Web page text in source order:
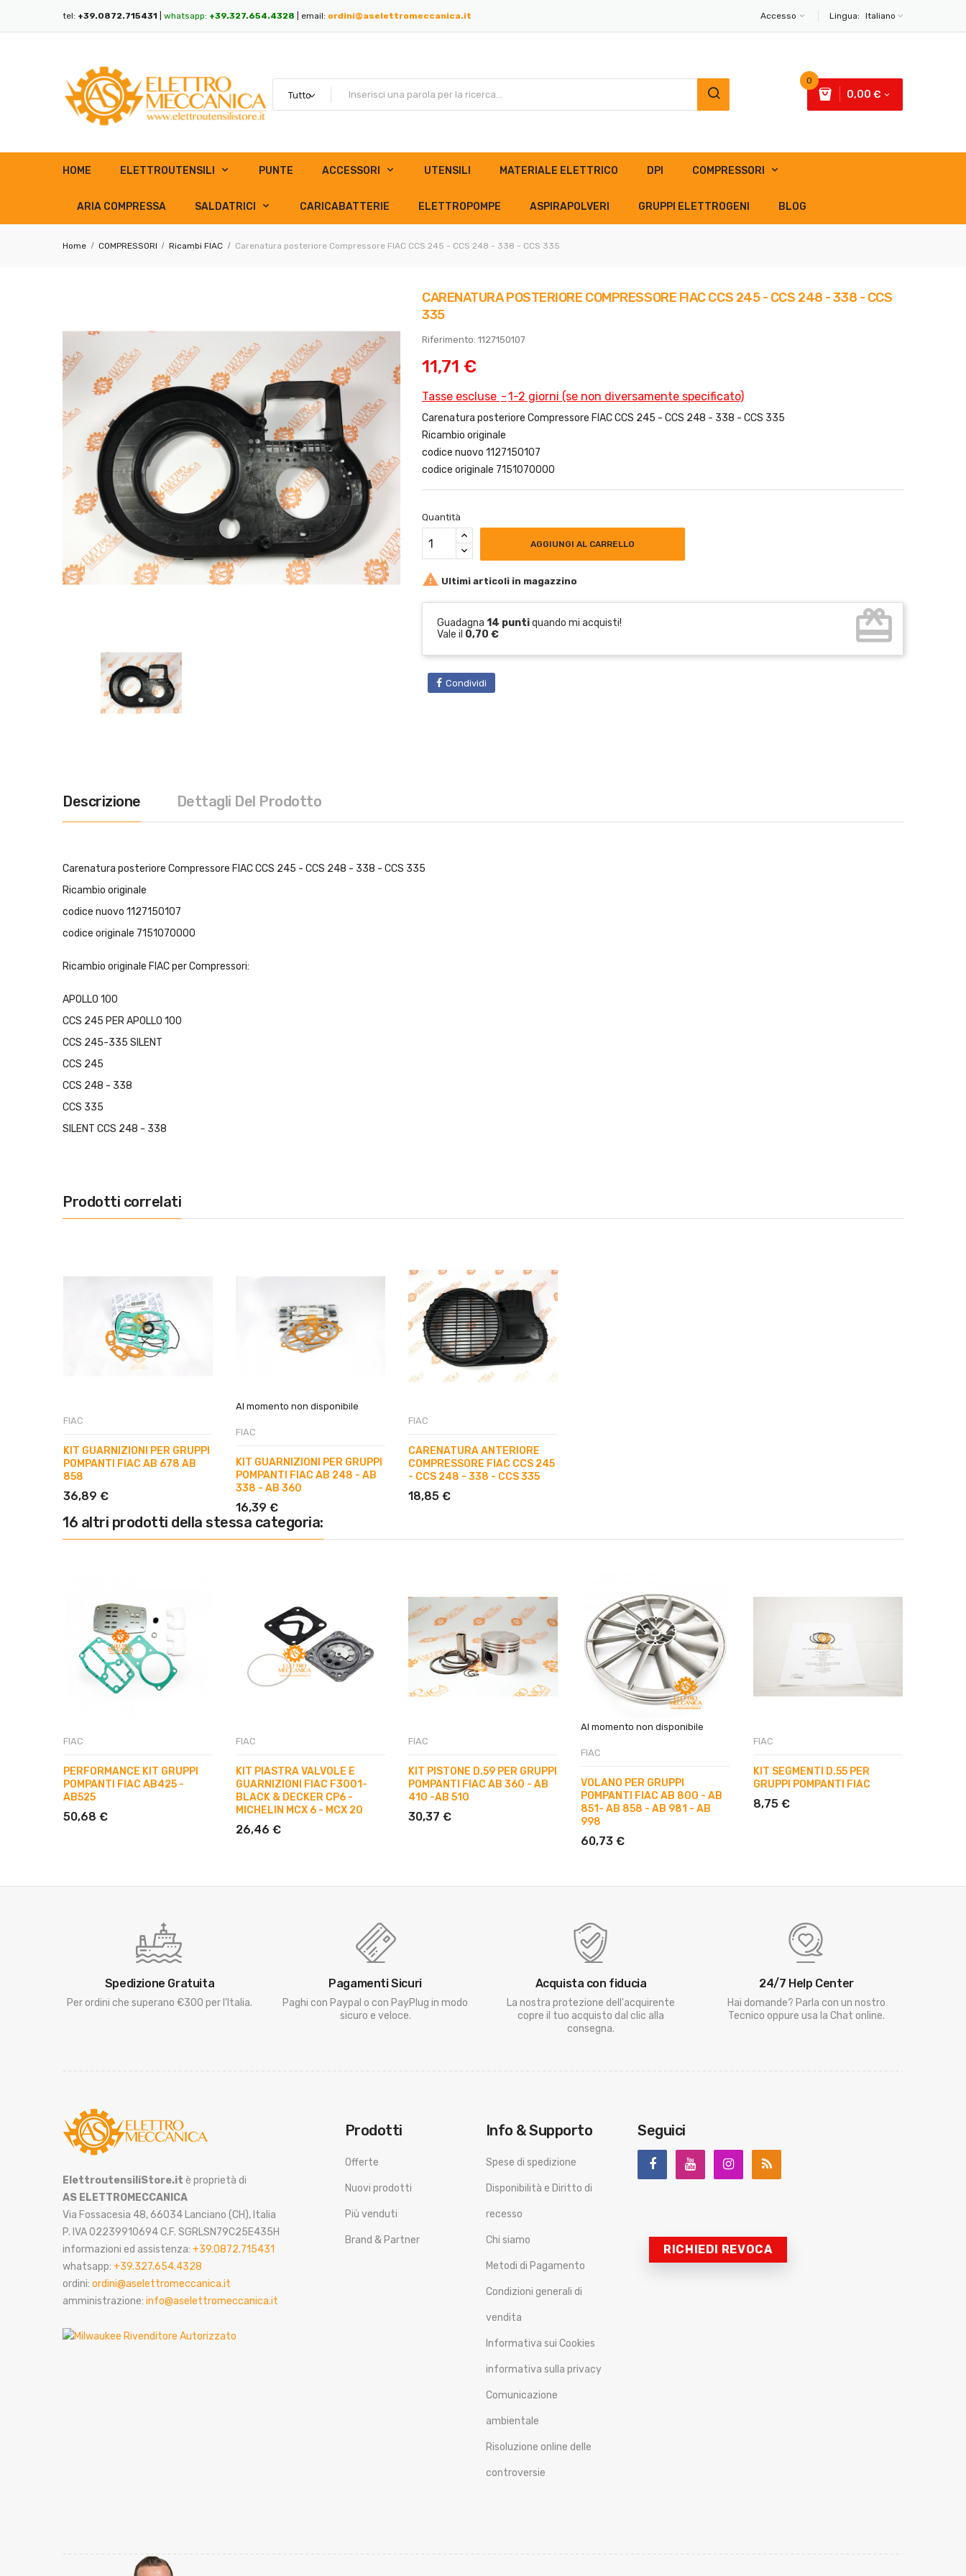
Lingua: Italiano
tel: +39.0872.715431 whatsapp: +39.327.654.4328 | email: ordini@aselettromeccanica.it Accesso
0
0,00 €
HOME ELETTROUTENSILI PUNTE ACCESSORI UTENSILI MATERIALE ELETTRICO DPI COMPRESSORI
ARIA COMPRESSA SALDATRICI CARICABATTERIE ELETTROPOMPE ASPIRAPOLVERI GRUPPI ELETTROGENI BLOG
Home COMPRESSORI Ricambi FIAC Carenatura posteriore Compressore FIAC CCS 245 - CCS 248 - 338 - CCS 335
CARENATURA POSTERIORE COMPRESSORE FIAC CCS 245 - CCS 248 - 338 - CCS
335
Riferimento: 1127150107
11,71 €
Tasse escluse 1-2 giorni (se non diversamente specificato)
Carenatura posteriore Compressore FIAC CCS 245 - CCS 248 - 338 - CCS 335
Ricambio originale
codice nuovo 1127150107
codice originale 7151070000
Quantità
AGGIUNGI AL CARRELLO
 Ultimi articoli in magazzino
Guadagna 14 puntiquando mi acquisti!
Vale il 0,70 € card_giftcard
Condividi
Descrizione Dettagli Del Prodotto
Carenatura posteriore Compressore FIAC CCS 245 - CCS 248 - 338 - CCS 335
Ricambio originale
codice nuovo 1127150107
codice originale 7151070000
Ricambio originale FIAC per Compressori:
APOLLO 100
CCS 245 PER APOLLO 100
CCS 245-335 SILENT
CCS 245
CCS 248 - 338
CCS 335
SILENT CCS 248 - 338
Prodotti correlati
FIAC
KIT GUARNIZIONI PER GRUPPI
POMPANTI FIAC AB 678 AB
858
36,89 €
Al momento non disponibile
FIAC
KIT GUARNIZIONI PER GRUPPI
POMPANTI FIAC AB 248 - AB
338 - AB 360
16,39 €
FIAC
CARENATURA ANTERIORE
COMPRESSORE FIAC CCS 245
- CCS 248 - 338 - CCS 335
18,85 €
16 altri prodotti della stessa categoria:
FIAC
PERFORMANCE KIT GRUPPI
POMPANTI FIAC AB425 -
AB525
50,68 €
FIAC
KIT PIASTRA VALVOLE E
GUARNIZIONI FIAC F3001-
BLACK & DECKER CP6 -
MICHELIN MCX 6 - MCX 20
26,46 €
FIAC
KIT PISTONE D.59 PER GRUPPI
POMPANTI FIAC AB 360 - AB
410 -AB 510
30,37 €
Al momento non disponibile
FIAC
VOLANO PER GRUPPI
POMPANTI FIAC AB 800 - AB
851- AB 858 - AB 981 - AB
998
60,73 €
FIAC
KIT SEGMENTI D.55 PER
GRUPPI POMPANTI FIAC
8,75 €
Spedizione Gratuita
Per ordini che superano €300 per l'Italia.
Pagamenti Sicuri
Paghi con Paypal o con PayPlug in modo
sicuro e veloce.
Acquista con fiducia
La nostra protezione dell'acquirente
copre il tuo acquisto dal clic alla
consegna.
24/7 Help Center
Hai domande? Parla con un nostro
Tecnico oppure usa la Chat online.
ElettroutensiliStore.it è proprietà di
AS ELETTROMECCANICA
Via Fossacesia 48, 66034 Lanciano (CH), Italia
P. IVA 02239910694 C.F. SGRLSN79C25E435H
informazioni ed assistenza: +39.0872.715431
whatsapp: +39.327.654.4328
ordini: ordini@aselettromeccanica.it
amministrazione: info@aselettromeccanica.it
Prodotti
Offerte
Nuovi prodotti
Più venduti
Brand & Partner
Info & Supporto
Spese di spedizione
Disponibilità e Diritto di
recesso
Chi siamo
Metodi di Pagamento
Condizioni generali di
vendita
Informativa sui Cookies
informativa sulla privacy
Comunicazione
ambientale
Risoluzione online delle
controversie
Seguici
RICHIEDI REVOCA